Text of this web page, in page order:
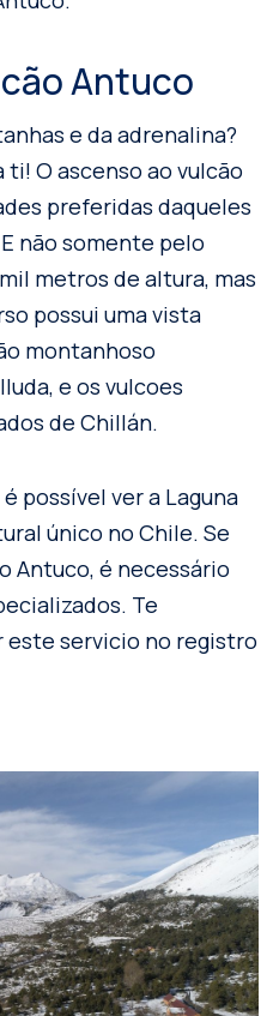
Antuco
e da adrenalina?
O ascenso ao vulcão
preferidas daqueles
não somente pelo
metros de altura, mas
possui uma vista
montanhoso
e os vulcoes
de Chillán.
possível ver a Laguna
único no Chile. Se
Antuco, é necessário
Te
este servicio no registro